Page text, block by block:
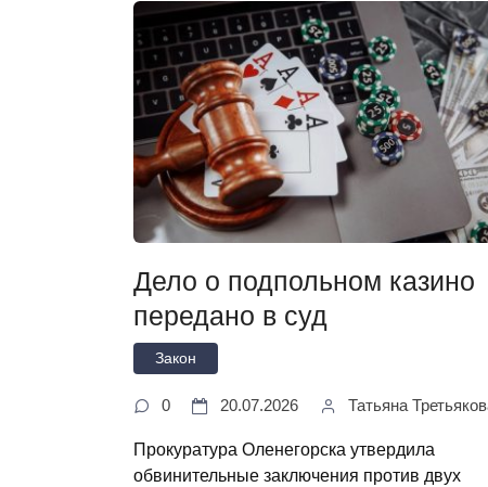
Дело о подпольном казино
передано в суд
Закон
0 20.07.2026 Татьяна
Прокуратура Оленегорска утвердила
обвинительные заключения против двух